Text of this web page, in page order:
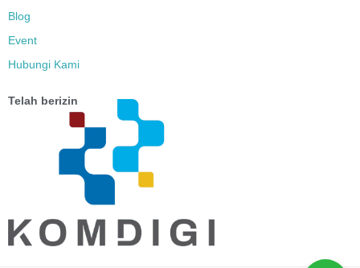
Blog
Event
Hubungi Kami
Telah berizin